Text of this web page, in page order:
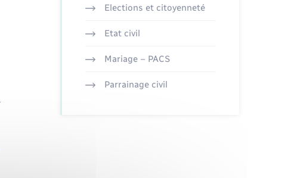
Elections et citoyenneté
Etat civil
Mariage – PACS
Parrainage civil